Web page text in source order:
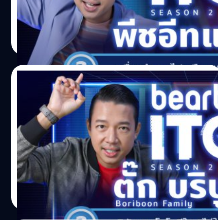
แหลกในรายการ TV Champion ที่ประเทศญี่ปุ่น
Noparat Monchaitanapat| 1688 days ago
Read More
‘ตั๊ก บริบูรณ์’ ตลกรักครอบครัวมาตอบคำถาม
ไอทีที่ beartai ITQ season 2
'ตั๊ก บริบูรณ์ จันทร์เรือง' นักแสดงตลกและยูทูบเบอร์ ที่นำ
เสนอความสนุกนานเป็นกันเองและความน่ารักของครอบครัว
ผ่านทางช่อง BORIBOON FAMILY ร่วมกับภรรยา Else Tan
Aichia และน้องบีลีฟ ปัจจุบันมีผู้ติดตามมากถึง 1.5 ล้านคน
Noparat Monchaitanapat| 1695 days ago